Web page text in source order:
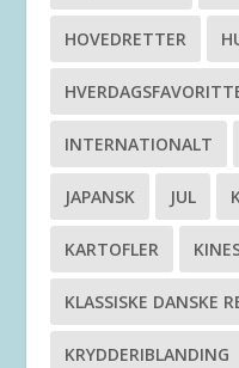
HOVEDRETTER
INTERNATIONALT
JAPANSK JUL
KARTOFLER
KLASSISKE DANSKE
KRYDDERIBLANDING